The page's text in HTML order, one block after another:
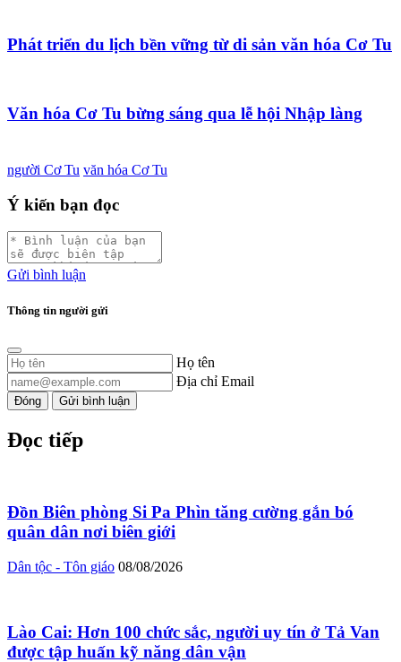
Phát triển du lịch bền vững từ di sản văn hóa Cơ Tu
Văn hóa Cơ Tu bừng sáng qua lễ hội Nhập làng
người Cơ Tu văn hóa Cơ Tu
Ý kiến bạn đọc
Gửi bình luận
Thông tin người gửi
Họ tên
Địa chỉ Email
Đóng Gửi bình luận
Đọc tiếp
Đồn Biên phòng Si Pa Phìn tăng cường gắn bó
quân dân nơi biên giới
Dân tộc - Tôn giáo 08/08/2026
Lào Cai: Hơn 100 chức sắc, người uy tín ở Tả Van
được tập huấn kỹ năng dân vận